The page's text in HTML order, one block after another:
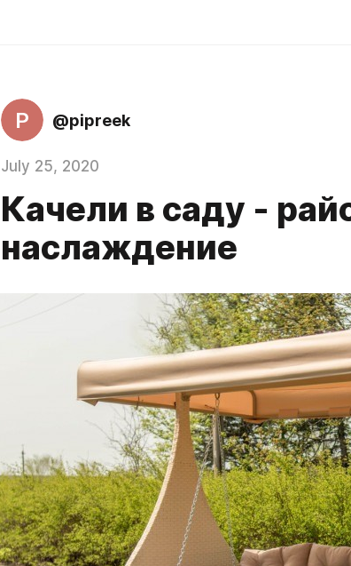
P @pipreek
July 25, 2020
Качели в саду -
наслаждение